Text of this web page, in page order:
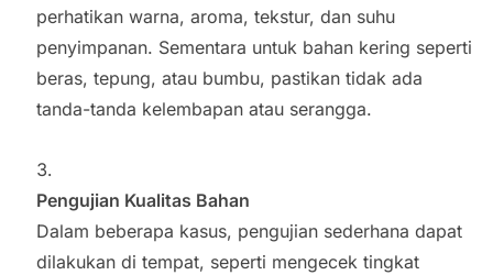
perhatikan warna, aroma, tekstur, dan suhu
penyimpanan. Sementara untuk bahan kering seperti
beras, tepung, atau bumbu, pastikan tidak ada
tanda-tanda kelembapan atau serangga.
Pengujian Kualitas Bahan
Dalam beberapa kasus, pengujian sederhana dapat
dilakukan di tempat, seperti mengecek tingkat